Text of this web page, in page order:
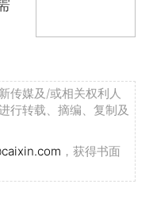
传媒及/或相关权利人
行转载、摘编、复制及
，获得书面